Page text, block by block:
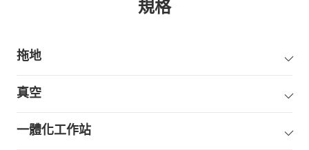
規格
拖地
真空
一體化工作站